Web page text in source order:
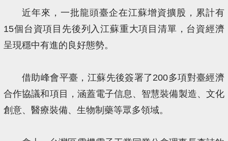
近年來，一批龍頭臺企在江蘇增資擴股，累計有
15個台資項目先後列入江蘇重大項目清單，台資經濟
呈現穩中有進的良好態勢。
借助峰會平臺，江蘇先後簽署了200多項對臺經濟
合作協議和項目，涵蓋電子信息、智慧裝備製造、文化
創意、醫療裝備、生物制藥等眾多領域。